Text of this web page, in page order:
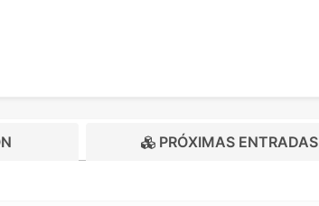
PRÓXIMAS ENTRADAS